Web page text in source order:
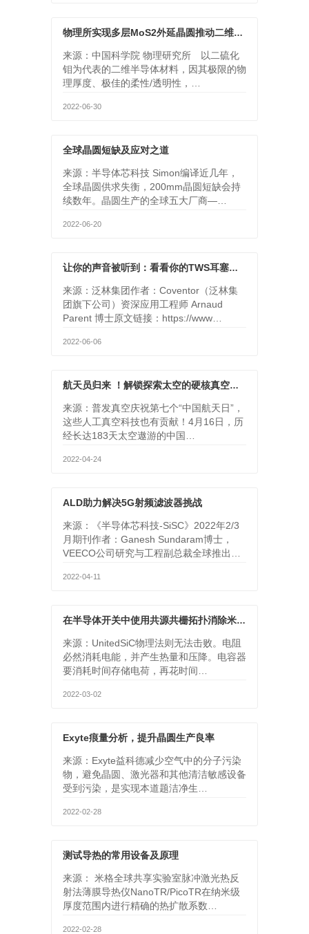
物理所实现多层MoS2外延晶圆推动二维半导体的器件应用
来源：中国科学院 物理研究所 以二硫化
钼为代表的二维半导体材料，因其极限的物
理厚度、极佳的柔性/透明性，…
2022-06-30
全球晶圆短缺及应对之道
来源：半导体芯科技 Simon编译近几年，
全球晶圆供求失衡，200mm晶圆短缺会持
续数年。晶圆生产的全球五大厂商—…
2022-06-20
让你的声音被听到：看看你的TWS耳塞是怎么设计的
来源：泛林集团作者：Coventor（泛林集
团旗下公司）资深应用工程师 Arnaud
Parent 博士原文链接：https://www…
2022-06-06
航天员归来 ！解锁探索太空的硬核真空知识
来源：普发真空庆祝第七个“中国航天日”，
这些人工真空科技也有贡献！4月16日，历
经长达183天太空遨游的中国…
2022-04-24
ALD助力解决5G射频滤波器挑战
来源：《半导体芯科技-SiSC》2022年2/3
月期刊作者：Ganesh Sundaram博士，
VEECO公司研究与工程副总裁全球推出…
2022-04-11
在半导体开关中使用共源共栅拓扑消除米勒效应
来源：UnitedSiC物理法则无法击败。电阻
必然消耗电能，并产生热量和压降。电容器
要消耗时间存储电荷，再花时间…
2022-03-02
Exyte痕量分析，提升晶圆生产良率
来源：Exyte益科德减少空气中的分子污染
物，避免晶圆、激光器和其他清洁敏感设备
受到污染，是实现本道题洁净生…
2022-02-28
测试导热的常用设备及原理
来源： 米格全球共享实验室脉冲激光热反
射法薄膜导热仪NanoTR/PicoTR在纳米级
厚度范围内进行精确的热扩散系数…
2022-02-28